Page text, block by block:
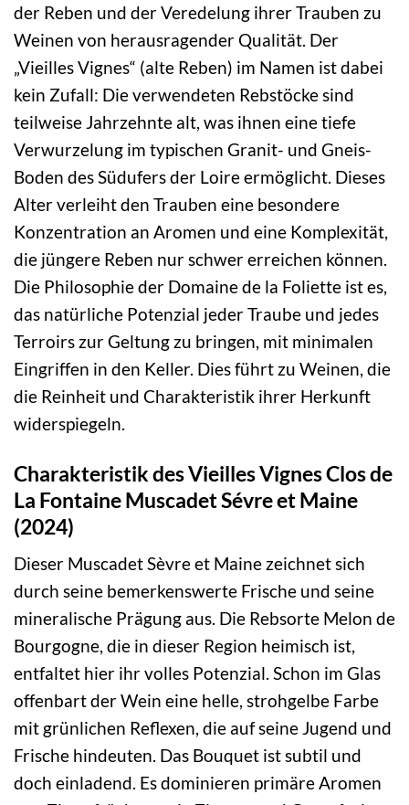
der Reben und der Veredelung ihrer Trauben zu
Weinen von herausragender Qualität. Der
„Vieilles Vignes“ (alte Reben) im Namen ist dabei
kein Zufall: Die verwendeten Rebstöcke sind
teilweise Jahrzehnte alt, was ihnen eine tiefe
Verwurzelung im typischen Granit- und Gneis-
Boden des Südufers der Loire ermöglicht. Dieses
Alter verleiht den Trauben eine besondere
Konzentration an Aromen und eine Komplexität,
die jüngere Reben nur schwer erreichen können.
Die Philosophie der Domaine de la Foliette ist es,
das natürliche Potenzial jeder Traube und jedes
Terroirs zur Geltung zu bringen, mit minimalen
Eingriffen in den Keller. Dies führt zu Weinen, die
die Reinheit und Charakteristik ihrer Herkunft
widerspiegeln.
Charakteristik des Vieilles Vignes Clos de
La Fontaine Muscadet Sévre et Maine
(2024)
Dieser Muscadet Sèvre et Maine zeichnet sich
durch seine bemerkenswerte Frische und seine
mineralische Prägung aus. Die Rebsorte Melon de
Bourgogne, die in dieser Region heimisch ist,
entfaltet hier ihr volles Potenzial. Schon im Glas
offenbart der Wein eine helle, strohgelbe Farbe
mit grünlichen Reflexen, die auf seine Jugend und
Frische hindeuten. Das Bouquet ist subtil und
doch einladend. Es dominieren primäre Aromen